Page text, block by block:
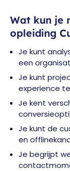
Wat kun je
opleiding
Je kunt
een
Je kunt
experience
Je kent
Je kunt de
en
Je begrijpt